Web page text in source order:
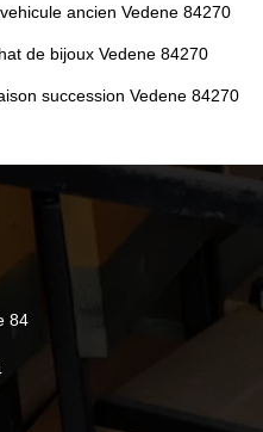
ancien Vedene 84270
de bijoux Vedene 84270
succession Vedene 84270
84